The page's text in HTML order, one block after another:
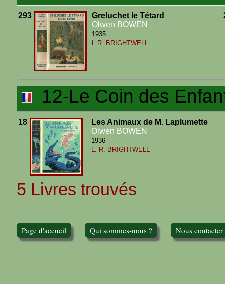
293
Greluchet le Tétard
Olwen BOWEN
1935
L.R. BRIGHTWELL
12-Le Coin des
18
Les Animaux de M. Laplumette
Olwen BOWEN
1936
L. R. BRIGHTWELL
5 Livres trouvés
Page d'accueil Qui sommes-nous ? Nous contacter